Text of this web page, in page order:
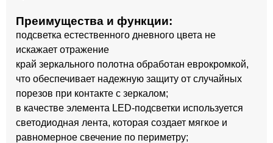
Преимущества и функции:
подсветка естественного дневного цвета не
искажает отражение
край зеркального полотна обработан еврокромкой,
что обеспечивает надежную защиту от случайных
порезов при контакте с зеркалом;
в качестве элемента LED-подсветки используется
светодиодная лента, которая создает мягкое и
равномерное свечение по периметру;